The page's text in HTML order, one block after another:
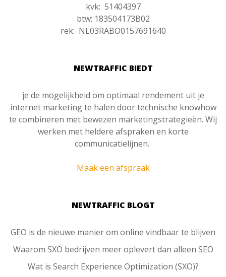
kvk: 51404397
btw: 183504173B02
rek: NL03RABO0157691640
NEWTRAFFIC BIEDT
je de mogelijkheid om optimaal rendement uit je
internet marketing te halen door technische knowhow
te combineren met bewezen marketingstrategieën. Wij
werken met heldere afspraken en korte
communicatielijnen.
Maak een afspraak
NEWTRAFFIC BLOGT
GEO is de nieuwe manier om online vindbaar te blijven
Waarom SXO bedrijven meer oplevert dan alleen SEO
Wat is Search Experience Optimization (SXO)?